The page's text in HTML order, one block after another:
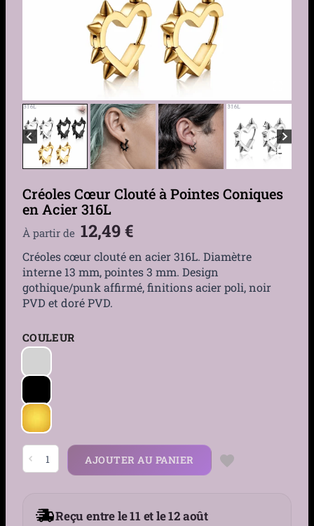
Créoles Cœur Clouté à Pointes Coniques
en Acier 316L
À partir de 12,49€
Créoles cœur clouté en acier 316L. Diamètre
interne 13 mm, pointes 3 mm. Design
gothique/punk affirmé, finitions acier poli, noir
PVD et doré PVD.
COULEUR
quantité
de
Créoles
Pointes
AJOUTER AU PANIER
Reçu entre le 11 et le 12 août